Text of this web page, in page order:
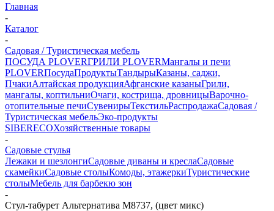
Главная
-
Каталог
-
Садовая / Туристическая мебель
ПОСУДА PLOVERГРИЛИ PLOVERМангалы и печи
PLOVERПосудаПродуктыТандырыКазаны, саджи,
ПчакиАлтайская продукцияАфганские казаныГрили,
мангалы, коптильниОчаги, кострища, дровницыВарочно-
отопительные печиСувенирыТекстильРаспродажаСадовая /
Туристическая мебельЭко-продукты
SIBERECOХозяйственные товары
-
Садовые стулья
Лежаки и шезлонгиСадовые диваны и креслаСадовые
скамейкиСадовые столыКомоды, этажеркиТуристические
столыМебель для барбекю зон
-
Стул-табурет Альтернатива М8737, (цвет микс)